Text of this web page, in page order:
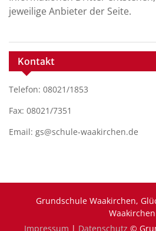
jeweilige Anbieter der Seite.
Kontakt
Telefon: 08021/1853
Fax: 08021/7351
Email: gs@schule-waakirchen.de
Grundschule Waakirchen,
Waakirchen
Impressum | Datenschutz ©